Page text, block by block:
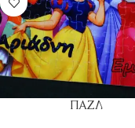
ΠΑΖΛ